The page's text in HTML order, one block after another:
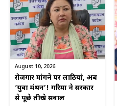
August 10, 2026
रोजगार मांगने पर लाठियां, अब
‘युवा मंथन’! गरिमा ने सरकार
से पूछे तीखे सवाल